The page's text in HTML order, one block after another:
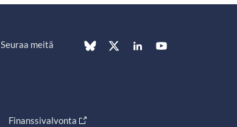
Seuraa meitä
Finanssivalvonta